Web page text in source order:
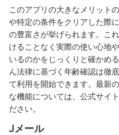
このアプリの大きなメリット
や特定の条件をクリアした際
の豊富さが挙げられます。こ
けることなく実際の使い心地
いるのかをじっくりと確かめ
ん法律に基づく年齢確認は徹
て利用を開始できます。最新
な機能については、公式サイ
ださい。
Jメール